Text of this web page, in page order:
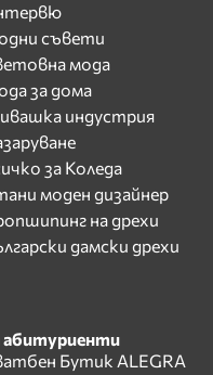
съвети
мода
за дома
индустрия
за Коледа
моден дизайнер
на дрехи
дамски дрехи
абитуриенти
Бутик ALEGRA